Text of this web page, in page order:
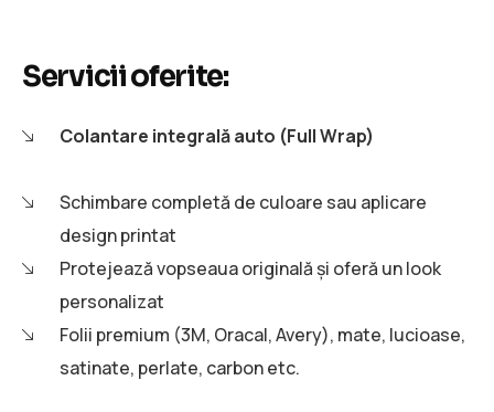
Servicii oferite:
Colantare integrală auto (Full Wrap)
Schimbare completă de culoare sau aplicare
design printat
Protejează vopseaua originală și oferă un look
personalizat
Folii premium (3M, Oracal, Avery), mate, lucioase,
satinate, perlate, carbon etc.